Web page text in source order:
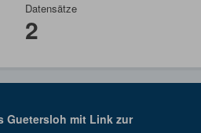
Datensätze
2